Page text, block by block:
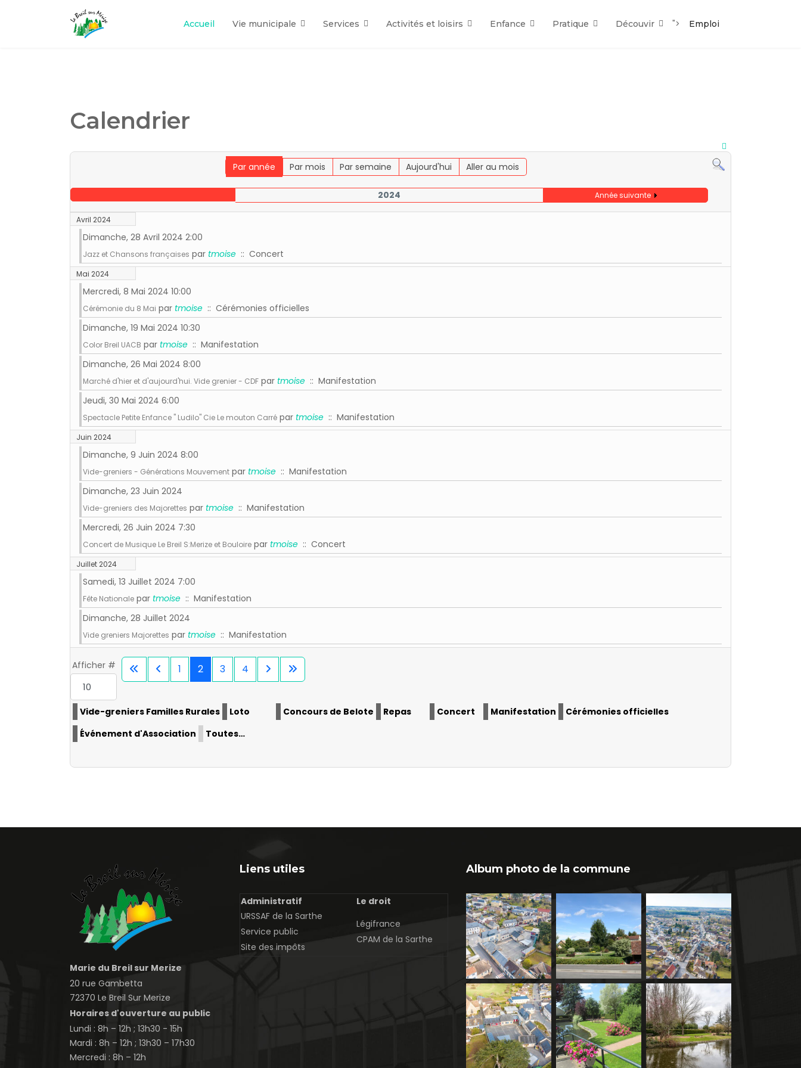
Accueil Vie municipale Services Activités et loisirs Enfance Pratique Découvir "> Emploi
Calendrier
Par année Par mois Par semaine Aujourd'hui Aller au mois
2024 Année suivante
Avril 2024
Dimanche, 28 Avril 2024 2:00
Jazz et Chansons françaises par tmoise :: Concert
Mai 2024
Mercredi, 8 Mai 2024 10:00
Cérémonie du 8 Mai par tmoise :: Cérémonies officielles
Dimanche, 19 Mai 2024 10:30
Color Breil UACB par tmoise :: Manifestation
Dimanche, 26 Mai 2024 8:00
Marché d'hier et d'aujourd'hui. Vide grenier - CDF par tmoise :: Manifestation
Jeudi, 30 Mai 2024 6:00
Spectacle Petite Enfance " Ludilo" Cie Le mouton Carré par tmoise :: Manifestation
Juin 2024
Dimanche, 9 Juin 2024 8:00
Vide-greniers - Générations Mouvement par tmoise :: Manifestation
Dimanche, 23 Juin 2024
Vide-greniers des Majorettes par tmoise :: Manifestation
Mercredi, 26 Juin 2024 7:30
Concert de Musique Le Breil S:Merize et Bouloire par tmoise :: Concert
Juillet 2024
Samedi, 13 Juillet 2024 7:00
Fête Nationale par tmoise :: Manifestation
Dimanche, 28 Juillet 2024
Vide greniers Majorettes par tmoise :: Manifestation
Afficher # 1 2 3 4
Vide-greniers Familles Rurales Loto Concours de Belote Repas Concert Manifestation
Cérémonies officielles
Événement d'Association
Toutes…
Marie du Breil sur Merize
20 rue Gambetta
72370 Le Breil Sur Merize
Horaires d'ouverture au public
Lundi : 8h – 12h ; 13h30 - 15h
Mardi : 8h – 12h ; 13h30 – 17h30
Mercredi : 8h – 12h
Liens utiles
Administratif
Le droit
URSSAF de la Sarthe
Service public
Site des impôts
Légifrance
CPAM de la Sarthe
Album photo de la commune